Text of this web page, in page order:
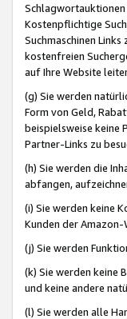
Schlagwortauktionen
Kostenpflichtige
Suchmaschinen
kostenfreien
auf Ihre Website
(g) Sie werden
Form von Geld,
beispielsweise keine
Partner-Links zu
(h) Sie werden die
abfangen,
(i) Sie werden keine
Kunden der
(j) Sie werden
(k) Sie werden keine
und keine andere
(l) Sie werden alle